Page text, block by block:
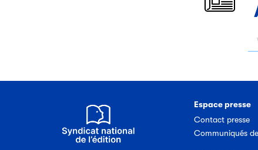
Espace presse
Contact presse
Communiqués